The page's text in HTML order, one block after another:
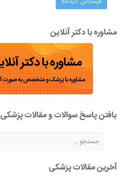
مشاوره با دکتر آنلاین
یافتن پاسخ سوالات و مقالات پزشکی
آخرین مقالات پزشکی